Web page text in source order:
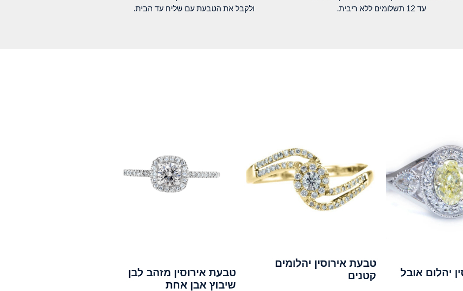
עד 12 תשלומים ללא ריבית.
ולקבל את הטבעת עם שליח עד הבית.
יהלום אובל
טבעת אירוסין יהלומים
קטנים
טבעת אירוסין מזהב לבן
שיבוץ אבן אחת